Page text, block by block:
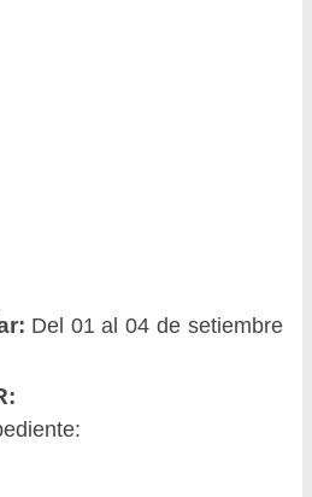
Del 01 al 04 de setiembre